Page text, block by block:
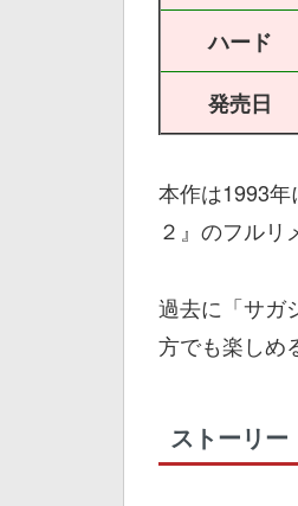
ハード
発売日
本作は1993
２』のフルリ
過去に「サガ
方でも楽しめ
ストーリー